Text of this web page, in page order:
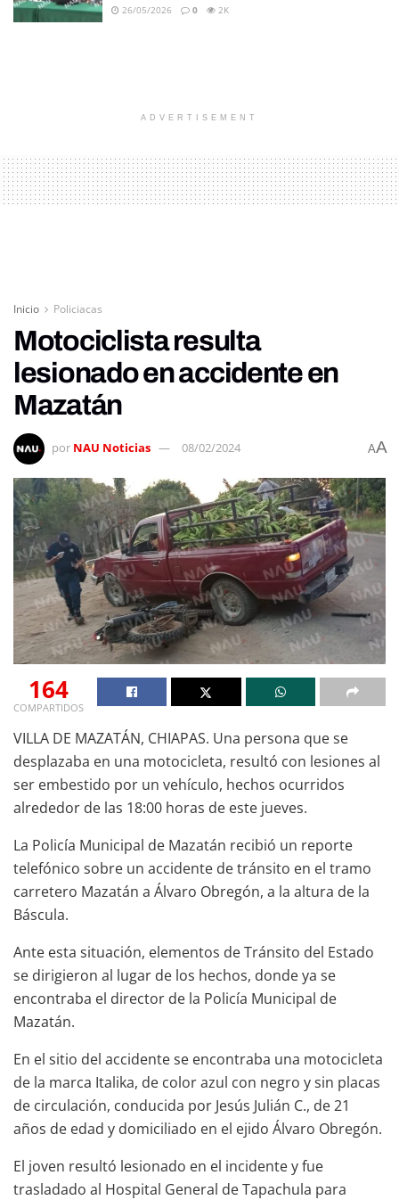
26/05/2026 0 2K
ADVERTISEMENT
Inicio Policiacas
Motociclista resulta
lesionado en accidente en
Mazatán
por NAU Noticias 08/02/2024 AA
164
COMPARTIDOS
VILLA DE MAZATÁN, CHIAPAS. Una persona que se
desplazaba en una motocicleta, resultó con lesiones al
ser embestido por un vehículo, hechos ocurridos
alrededor de las 18:00 horas de este jueves.
La Policía Municipal de Mazatán recibió un reporte
telefónico sobre un accidente de tránsito en el tramo
carretero Mazatán a Álvaro Obregón, a la altura de la
Báscula.
Ante esta situación, elementos de Tránsito del Estado
se dirigieron al lugar de los hechos, donde ya se
encontraba el director de la Policía Municipal de
Mazatán.
En el sitio del accidente se encontraba una motocicleta
de la marca Italika, de color azul con negro y sin placas
de circulación, conducida por Jesús Julián C., de 21
años de edad y domiciliado en el ejido Álvaro Obregón.
El joven resultó lesionado en el incidente y fue
trasladado al Hospital General de Tapachula para